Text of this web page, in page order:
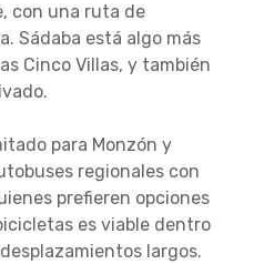
con una ruta de
Sádaba está algo más
Cinco Villas, y también
para Monzón y
regionales con
prefieren opciones
es viable dentro
largos.